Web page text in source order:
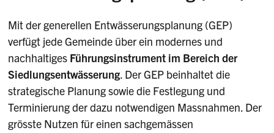
Mit der generellen Entwässerungsplanung (GEP)
verfügt jede Gemeinde über ein modernes und
nachhaltiges Führungsinstrument im Bereich der
Siedlungsentwässerung. Der GEP beinhaltet die
strategische Planung sowie die Festlegung und
Terminierung der dazu notwendigen Massnahmen. Der
grösste Nutzen für einen sachgemässen